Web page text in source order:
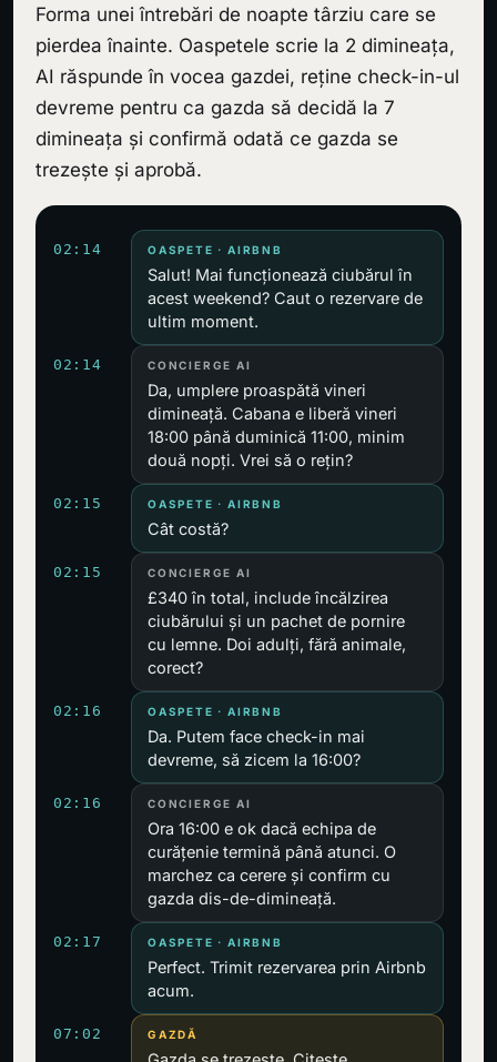
Forma unei întrebări de noapte târziu care se
pierdea înainte. Oaspetele scrie la 2 dimineața,
AI răspunde în vocea gazdei, reține check-in-ul
devreme pentru ca gazda să decidă la 7
dimineața și confirmă odată ce gazda se
trezește și aprobă.
02:14 OASPETE · AIRBNB
Salut! Mai funcționează ciubărul în
acest weekend? Caut o rezervare de
ultim moment.
02:14 CONCIERGE AI
Da, umplere proaspătă vineri
dimineață. Cabana e liberă vineri
18:00 până duminică 11:00, minim
două nopți. Vrei să o rețin?
02:15 OASPETE · AIRBNB
Cât costă?
02:15 CONCIERGE AI
£340 în total, include încălzirea
ciubărului și un pachet de pornire
cu lemne. Doi adulți, fără animale,
corect?
02:16 OASPETE · AIRBNB
Da. Putem face check-in mai
devreme, să zicem la 16:00?
02:16 CONCIERGE AI
Ora 16:00 e ok dacă echipa de
curățenie termină până atunci. O
marchez ca cerere și confirm cu
gazda dis-de-dimineață.
02:17 OASPETE · AIRBNB
Perfect. Trimit rezervarea prin Airbnb
acum.
07:02 GAZDĂ